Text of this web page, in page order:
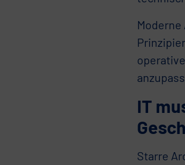
IT
Starre